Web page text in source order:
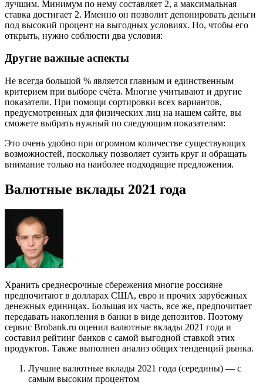
лучшим. Минимум по нему составляет 2, а максимальная
ставка достигает 2. Именно он позволит депонировать деньги
под высокий процент на выгодных условиях. Но, чтобы его
открыть, нужно соблюсти два условия:
Другие важные аспекты
Не всегда большой % является главным и единственным
критерием при выборе счёта. Многие учитывают и другие
показатели. При помощи сортировки всех вариантов,
предусмотренных для физических лиц на нашем сайте, вы
сможете выбрать нужный по следующим показателям:
Это очень удобно при огромном количестве существующих
возможностей, поскольку позволяет сузить круг и обращать
внимание только на наиболее подходящие предложения.
Валютные вклады 2021 года
Хранить среднесрочные сбережения многие россияне
предпочитают в долларах США, евро и прочих зарубежных
денежных единицах. Большая их часть, все же, предпочитает
передавать накопления в банки в виде депозитов. Поэтому
сервис Brobank.ru оценил валютные вклады 2021 года и
составил рейтинг банков с самой выгодной ставкой этих
продуктов. Также выполнен анализ общих тенденций рынка.
Лучшие валютные вклады 2021 года (середины) — с
самым высоким процентом